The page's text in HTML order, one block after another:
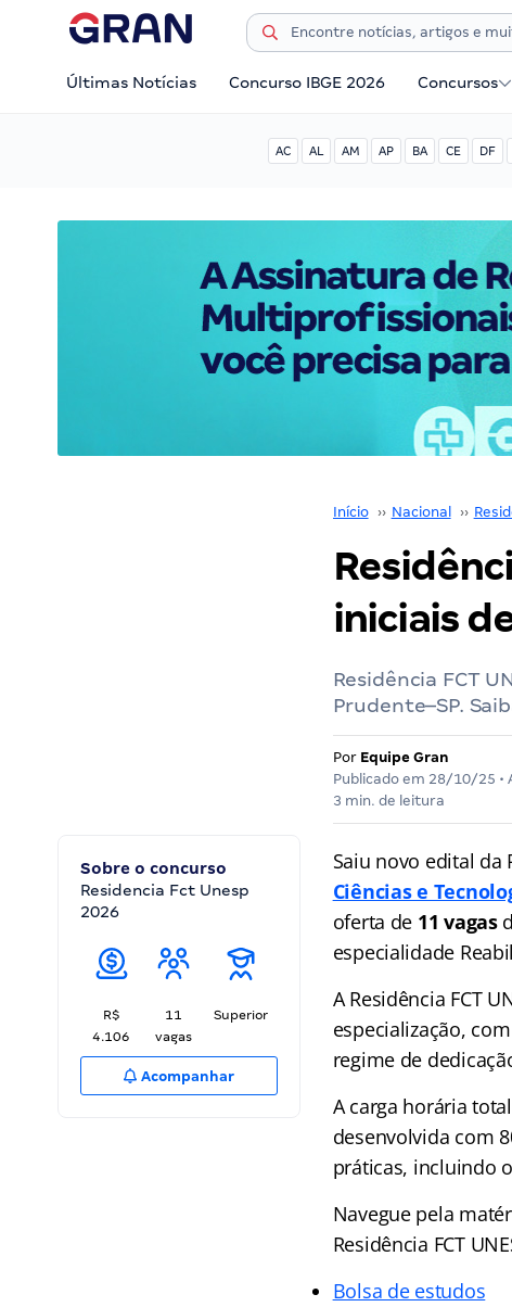
Últimas Notícias Concurso IBGE 2026 Concursos
AC AL AM AP BA CE DF
Início ›› Nacional ››
iniciais
Residência FCT
Prudente–SP.
Por Equipe Gran
Publicado em 28/10/25 •
3 min. de leitura
Sobre o concurso
Residencia Fct Unesp
2026
R$
4.106
11
vagas
Superior
Acompanhar
Saiu novo edital da
Ciências e
oferta de 11 vagas
especialidade
A Residência FCT
especialização,
regime de
A carga horária
desenvolvida com
práticas, incluindo
Navegue pela
Residência FCT
Bolsa de estudos